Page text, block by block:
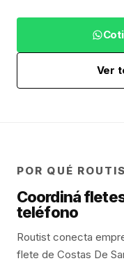
Ver
POR QUÉ
Coordiná
teléfono
Routist conecta
flete de Costas De